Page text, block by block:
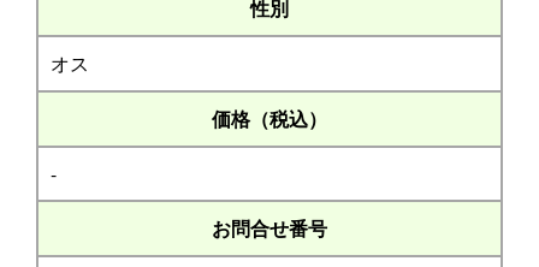
性別
オス
価格（税込）
-
お問合せ番号